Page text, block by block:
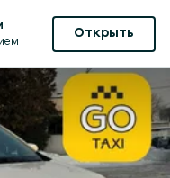
Открыть